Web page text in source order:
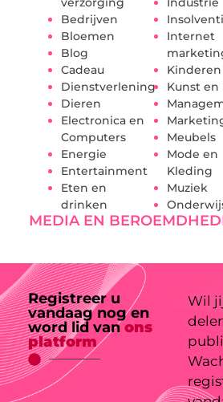
Bedrijven
Bloemen
Blog
Cadeau
Dienstverlening
Dieren
Electronica en
Computers
Energie
Entertainment
Eten en
drinken
Internet
Kinderen
Kunst en
Meubels
Mode en
Kleding
Muziek
MEDIA EN
Registreer u
vandaag nog en
word lid vanons
platform
Wil